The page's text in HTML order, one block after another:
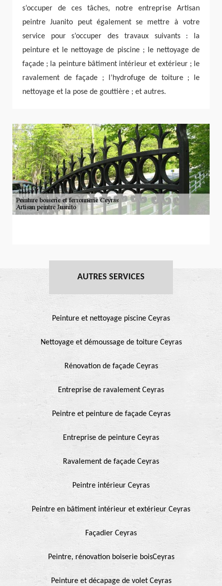
s’occuper de ces tâches, notre entreprise Artisan
peintre Juanito peut également se mettre à votre
service pour s’occuper des travaux suivants : la
peinture et le nettoyage de piscine ; le nettoyage de
façade ; la peinture bâtiment intérieur et extérieur ; le
ravalement de façade ; l’hydrofuge de toiture ; le
nettoyage et la pose de gouttière ; et autres.
AUTRES SERVICES
Peinture et nettoyage piscine Ceyras
Nettoyage et démoussage de toiture Ceyras
Rénovation de façade Ceyras
Entreprise de ravalement Ceyras
Peintre et peinture de façade Ceyras
Entreprise de peinture Ceyras
Ravalement de façade Ceyras
Peintre intérieur Ceyras
Peintre en bâtiment intérieur et extérieur Ceyras
Façadier Ceyras
Peintre, rénovation boiserie boisCeyras
Peinture et décapage de volet Ceyras